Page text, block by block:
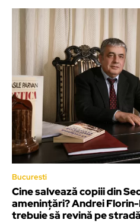
Bucuresti
Cine salvează copiii din
amenințări? Andrei
trebuie să revină pe